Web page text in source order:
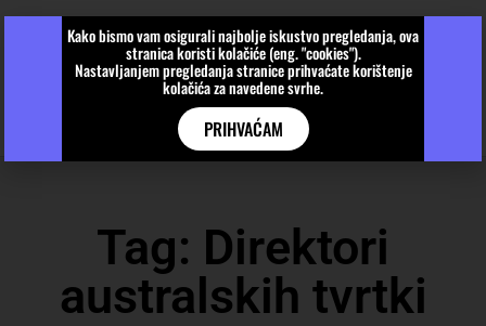
Tag: Direktori
australskih tvrtki
Kako bismo vam osigurali najbolje iskustvo pregledanja, ova
stranica koristi kolačiće (eng. "cookies").
Nastavljanjem pregledanja stranice prihvaćate korištenje
kolačića za navedene svrhe.
PRIHVAĆAM